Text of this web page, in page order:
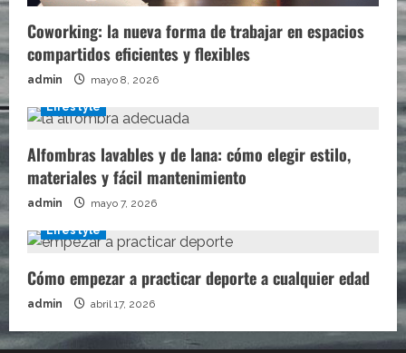
Coworking: la nueva forma de trabajar en espacios
compartidos eficientes y flexibles
admin mayo 8, 2026
Lifestyle
Alfombras lavables y de lana: cómo elegir estilo,
materiales y fácil mantenimiento
admin mayo 7, 2026
Lifestyle
Cómo empezar a practicar deporte a cualquier edad
admin abril 17, 2026